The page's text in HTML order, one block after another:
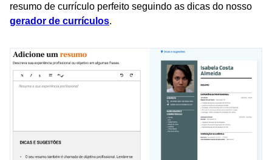
resumo de currículo perfeito seguindo as dicas do nosso
gerador de currículos.